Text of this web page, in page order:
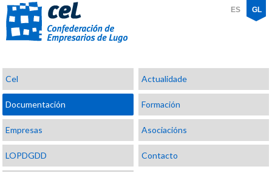
Confederación
de
Empresarios
de
Lugo
ES GL
Cel Actualidade
Documentación Formación
Empresas Asociacións
LOPDGDD Contacto